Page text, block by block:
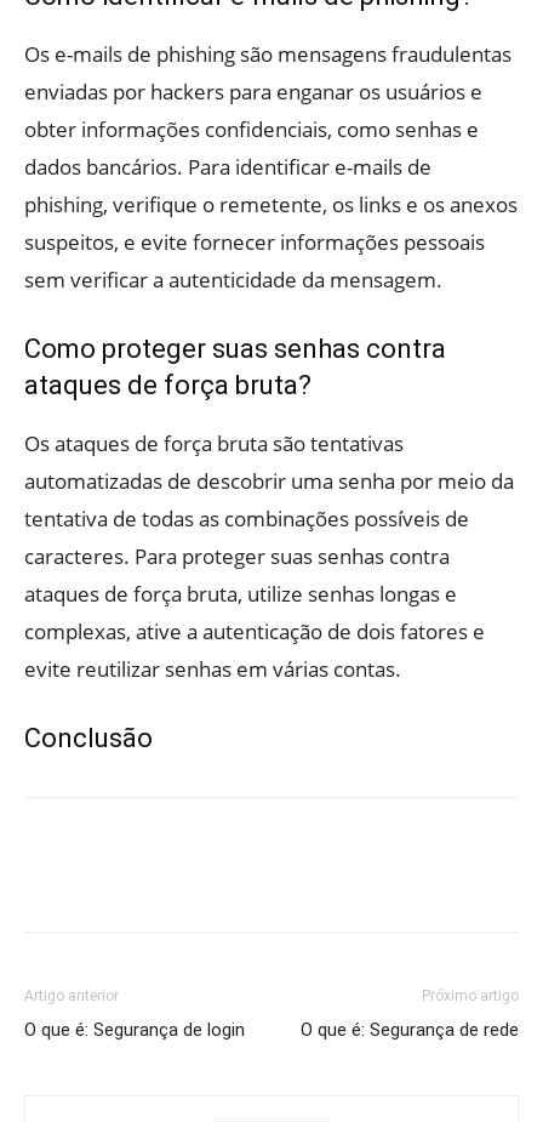
Os e-mails de phishing são mensagens fraudulentas
enviadas por hackers para enganar os usuários e
obter informações confidenciais, como senhas e
dados bancários. Para identificar e-mails de
phishing, verifique o remetente, os links e os anexos
suspeitos, e evite fornecer informações pessoais
sem verificar a autenticidade da mensagem.
Como proteger suas senhas contra
ataques de força bruta?
Os ataques de força bruta são tentativas
automatizadas de descobrir uma senha por meio da
tentativa de todas as combinações possíveis de
caracteres. Para proteger suas senhas contra
ataques de força bruta, utilize senhas longas e
complexas, ative a autenticação de dois fatores e
evite reutilizar senhas em várias contas.
Conclusão
Artigo anterior
O que é: Segurança de login
Próximo artigo
O que é: Segurança de rede